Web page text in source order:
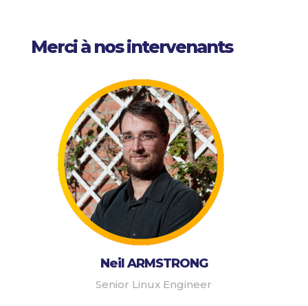
Merci à nos intervenants
Neil ARMSTRONG
Senior Linux Engineer